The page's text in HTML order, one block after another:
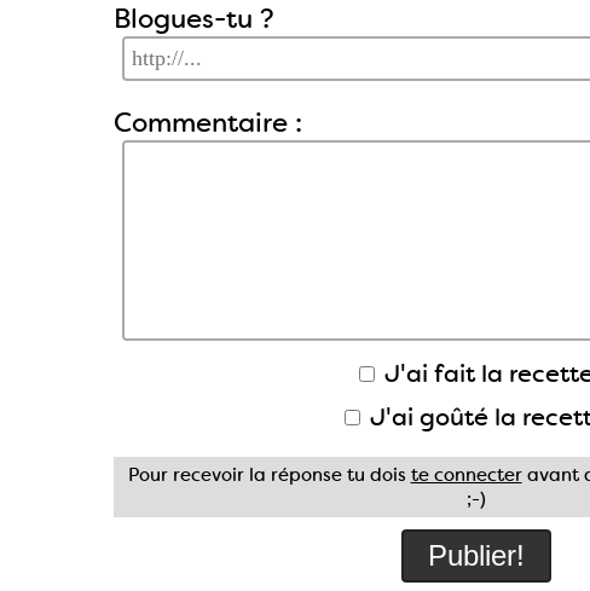
Blogues-tu ?
Commentaire :
J'ai fait la
J'ai goûté la
Pour recevoir la réponse tu dois te connecteravant
;-)